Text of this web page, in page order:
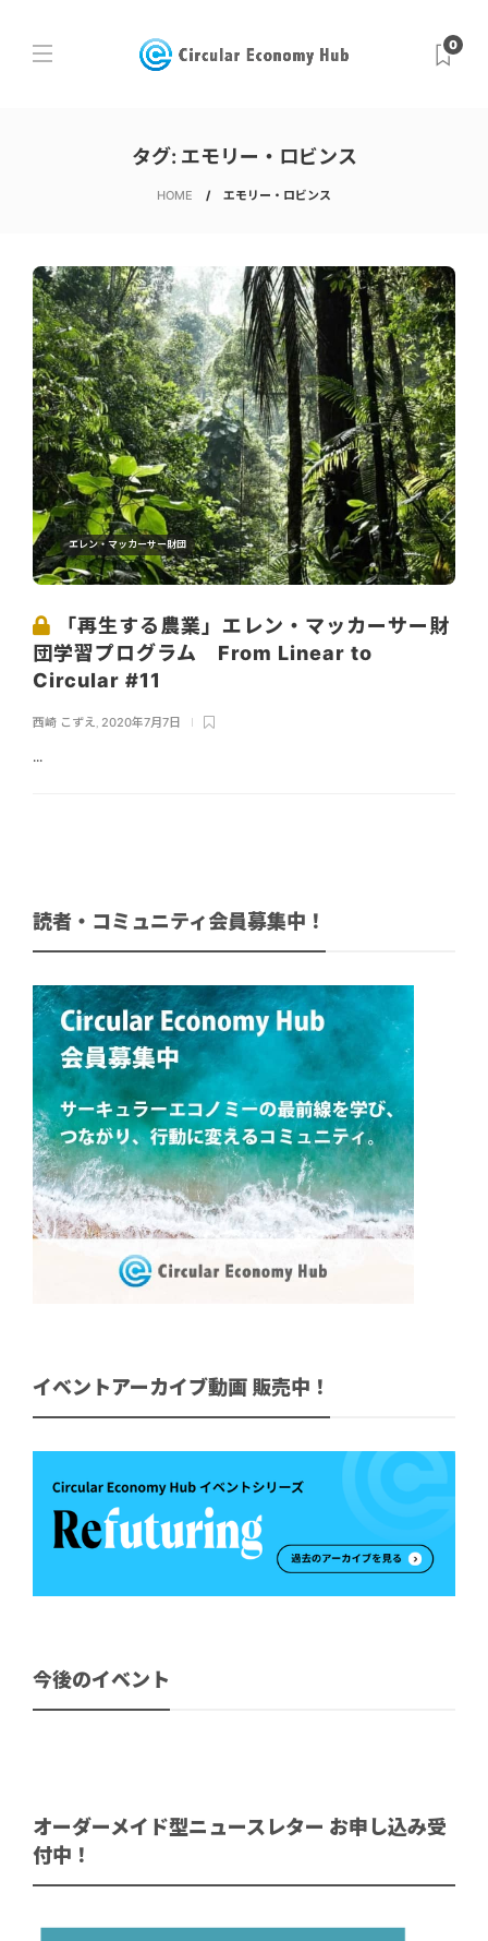
0
タグ: エモリー・ロビンス
HOME エモリー・ロビンス
エレン・マッカーサー財団
「再生する農業」エレン・マッカーサー財
団学習プログラム From Linear to
Circular #11
西崎 こずえ, 2020年7月7日
...
読者・コミュニティ会員募集中！
イベントアーカイブ動画 販売中！
今後のイベント
オーダーメイド型ニュースレター お申し込み受
付中！